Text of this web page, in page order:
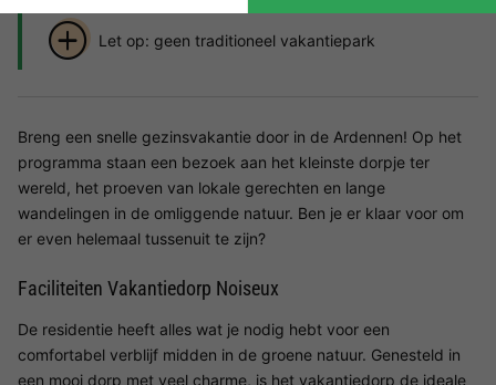
Let op: geen traditioneel vakantiepark
Breng een snelle gezinsvakantie door in de Ardennen! Op het
programma staan een bezoek aan het kleinste dorpje ter
wereld, het proeven van lokale gerechten en lange
wandelingen in de omliggende natuur. Ben je er klaar voor om
er even helemaal tussenuit te zijn?
Faciliteiten Vakantiedorp Noiseux
De residentie heeft alles wat je nodig hebt voor een
comfortabel verblijf midden in de groene natuur. Genesteld in
een mooi dorp met veel charme, is het vakantiedorp de ideale